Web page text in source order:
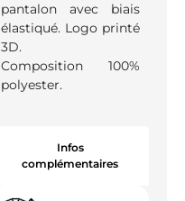
Infos
complémentaires
pantalon avec biais
élastiqué. Logo printé
3D.
Composition 100%
polyester.